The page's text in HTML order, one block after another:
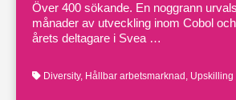
Över 400 sökande. En noggrann
månader av utveckling inom Cobol
årets deltagare i Svea …
Diversity, Hållbar arbetsmarknad , Upskilling